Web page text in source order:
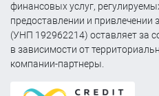
финансовых услуг,
предоставлении и привлечении
(УНП 192962214) оставляет за
в зависимости от
компании-партнеры.